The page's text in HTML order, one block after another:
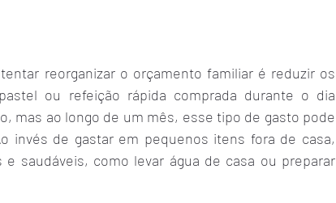
reorganizar o orçamento familiar é reduzir os
ou refeição rápida comprada durante o dia
mas ao longo de um mês, esse tipo de gasto pode
invés de gastar em pequenos itens fora de casa,
saudáveis, como levar água de casa ou preparar